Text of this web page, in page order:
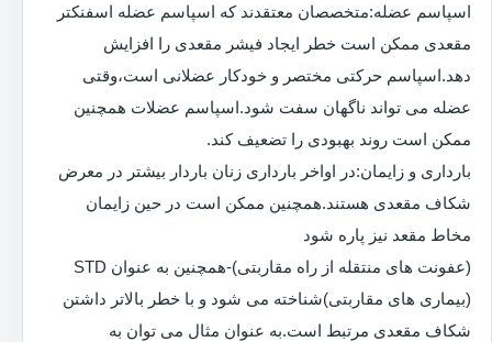
اسپاسم عضله:متخصصان معتقدند که اسپاسم عضله اسفنکتر
مقعدی ممکن است خطر ایجاد فیشر مقعدی را افزایش
دهد.اسپاسم حرکتی مختصر و خودکار عضلانی است،وقتی
عضله می تواند ناگهان سفت شود.اسپاسم عضلات همچنین
ممکن است روند بهبودی را تضعیف کند.
بارداری و زایمان:در اواخر بارداری زنان باردار بیشتر در معرض
شکاف مقعدی هستند.همچنین ممکن است در حین زایمان
مخاط مقعد نیز پاره شود
(عفونت های منتقله از راه مقاربتی)-همچنین به عنوان STD
(بیماری های مقاربتی)شناخته می شود و با خطر بالاتر داشتن
شکاف مقعدی مرتبط است.به عنوان مثال می توان به